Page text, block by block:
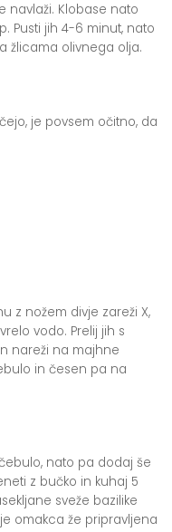
navlaži. Klobase nato
Pusti jih 4-6 minut, nato
žlicama olivnega olja.
je povsem očitno, da
z nožem divje zareži X,
vodo. Prelij jih s
nareži na majhne
in česen pa na
nato pa dodaj še
z bučko in kuhaj 5
sveže bazilike
omakca že pripravljena